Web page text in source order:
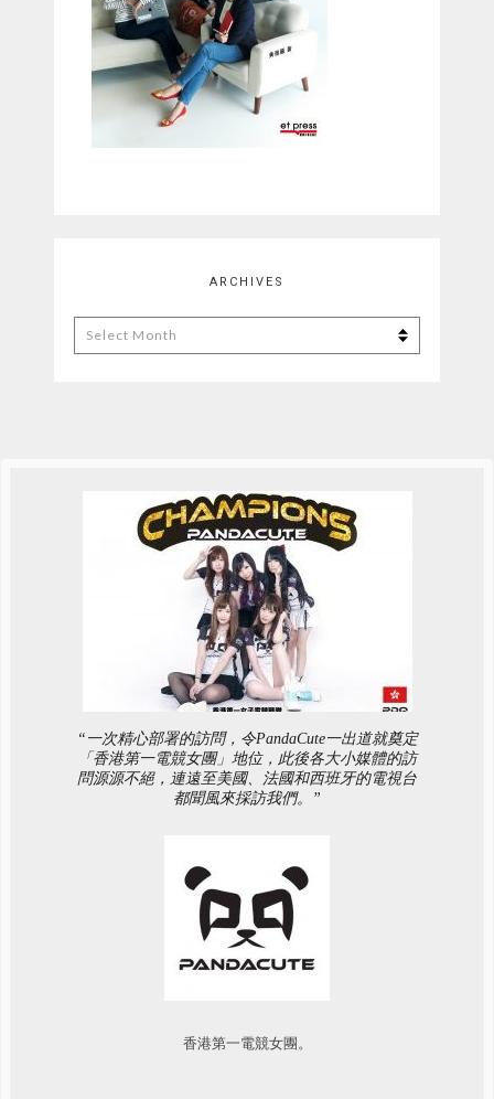
ARCHIVES
Archives
“一次精心部署的訪問，令PandaCute一出道就奠定
「香港第一電競女團」地位，此後各大小媒體的訪
問源源不絕，連遠至美國、法國和西班牙的電視台
都聞風來採訪我們。”
香港第一電競女團。